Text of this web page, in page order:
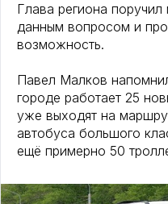
Глава региона поручил
данным вопросом и
возможность.
Павел Малков
городе работает 25
уже выходят на
автобуса большого
ещё примерно 50